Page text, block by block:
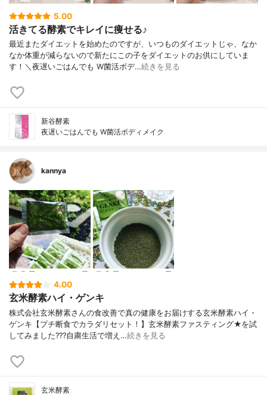
5.00
活きてる酵素でキレイに痩せる♪
最近またダイエットを始めたのですが、いつものダイエットじゃ、なか
なか体重が減らないので新たにこの子をダイエットのお供にしていま
す！＼夜遅いごはんでも W菌活ボデ…続きを見る
新谷酵素
夜遅いごはんでも W菌活ボディメイク
kannya
4.00
玄米酵素ハイ・ゲンキ
株式会社玄米酵素さんの食改善で真の健康をお届けする玄米酵素ハイ・
ゲンキ【プチ断食でカラダリセット！】玄米酵素ファスティング★を試
してみました???自粛生活で増え…続きを見る
玄米酵素